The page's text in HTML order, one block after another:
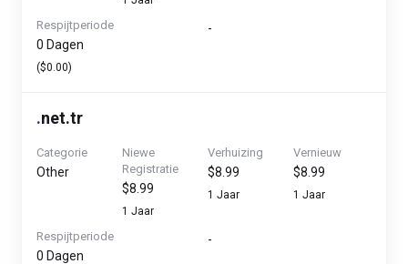
Respijtperiode
0 Dagen
($0.00)
-
.net.tr
Categorie
Other
Niewe
Registratie
$8.99
1 Jaar
Verhuizing
$8.99
1 Jaar
Vernieuw
$8.99
1 Jaar
Respijtperiode
0 Dagen
-